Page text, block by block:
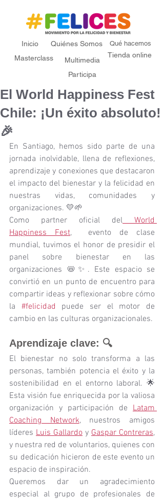
Inicio Quiénes Somos Qué hacemos
Masterclass Multimedia
Tienda online
Participa
El World Happiness Fest
Chile: ¡Un éxito absoluto!
🎉
En Santiago, hemos sido parte de una
jornada inolvidable, llena de reflexiones,
aprendizaje y conexiones que destacaron
el impacto del bienestar y la felicidad en
nuestras vidas, comunidades y
organizaciones. 💛🌱
Como partner oficial del World
Happiness Fest,  evento de clase
mundial, tuvimos el honor de presidir el
panel sobre bienestar en las
organizaciones 📛✨. Este espacio se
convirtió en un punto de encuentro para
compartir ideas y reflexionar sobre cómo
la #felicidad puede ser el motor de
cambio en las culturas organizacionales.
Aprendizaje clave: 🔍
El bienestar no solo transforma a las
personas, también potencia el éxito y la
sostenibilidad en el entorno laboral. 🌟
Esta visión fue enriquecida por la valiosa
organización y participación de Latam
Coaching Network, nuestros amigos
líderes Luis Gallardo y Gaspar Contreras,
y nuestra red de voluntarios, quienes con
su dedicación hicieron de este evento un
espacio de inspiración.
Queremos dar un agradecimiento
especial al grupo de profesionales de